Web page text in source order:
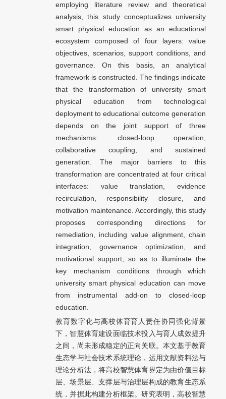
employing literature review and theoretical
analysis, this study conceptualizes university
smart physical education as an educational
ecosystem composed of four layers: value
objectives, scenarios, support conditions, and
governance. On this basis, an analytical
framework is constructed. The findings indicate
that the transformation of university smart
physical education from technological
deployment to educational outcome generation
depends on the joint support of three
mechanisms: closed-loop operation,
collaborative coupling, and sustained
generation. The major barriers to this
transformation are concentrated at four critical
interfaces: value translation, evidence
recirculation, responsibility closure, and
motivation maintenance. Accordingly, this study
proposes corresponding directions for
remediation, including value alignment, chain
integration, governance optimization, and
motivational support, so as to illuminate the
key mechanism conditions through which
university smart physical education can move
from instrumental add-on to closed-loop
education.
教育数字化与高校体育育人责任协同强化背景
下，智慧体育建设面临技术投入与育人成效提升
之间，尚未形成稳定的正向关联。本文基于教育
生态学与社会技术系统理论，运用文献资料法与
理论分析法，将高校智慧体育界定为由价值目标
层、场景层、支撑层与治理层构成的教育生态系
统，并据此构建分析框架。研究表明，高校智慧